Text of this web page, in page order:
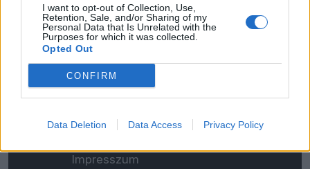
I want to opt-out of Collection, Use,
Retention, Sale, and/or Sharing of my
Personal Data that Is Unrelated with the
Purposes for which it was collected.
Opted Out
CONFIRM
Data Deletion Data Access Privacy Policy
maradt meg a régi jó dolgokból, és mit lehet,
érdemes mostanában csinálni a városban
télen és nyáron.
Kapcsolat
Impresszum